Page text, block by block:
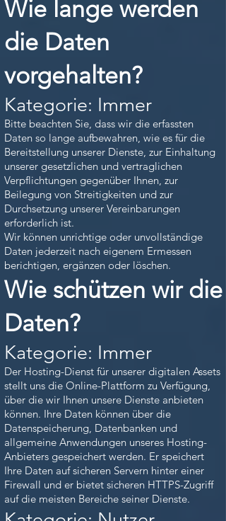
Wie lange werden
die Daten
vorgehalten?
Kategorie: Immer
Bitte beachten Sie, dass wir die erfassten
Daten so lange aufbewahren, wie es für die
Bereitstellung unserer Dienste, zur Einhaltung
unserer gesetzlichen und vertraglichen
Verpflichtungen gegenüber Ihnen, zur
Beilegung von Streitigkeiten und zur
Durchsetzung unserer Vereinbarungen
erforderlich ist.
Wir können unrichtige oder unvollständige
Daten jederzeit nach eigenem Ermessen
berichtigen, ergänzen oder löschen.
Wie schützen wir die
Daten?
Kategorie: Immer
Der Hosting-Dienst für unserer digitalen Assets
stellt uns die Online-Plattform zu Verfügung,
über die wir Ihnen unsere Dienste anbieten
können. Ihre Daten können über die
Datenspeicherung, Datenbanken und
allgemeine Anwendungen unseres Hosting-
Anbieters gespeichert werden. Er speichert
Ihre Daten auf sicheren Servern hinter einer
Firewall und er bietet sicheren HTTPS-Zugriff
auf die meisten Bereiche seiner Dienste.